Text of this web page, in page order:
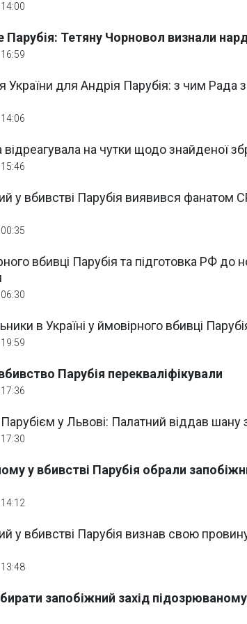
Парубія: Тетяну Чорновол визнали
України для Андрія Парубія: з чим Рада
на чутки щодо знайденої
у вбивстві Парубія виявився фанатом
вбивці Парубія та підготовка РФ до
в Україні у ймовірного вбивці
Парубія перекваліфікували
у Львові: Палатний віддав шану
у вбивстві Парубія обрали
у вбивстві Парубія визнав свою
запобіжний захід підозрюваному